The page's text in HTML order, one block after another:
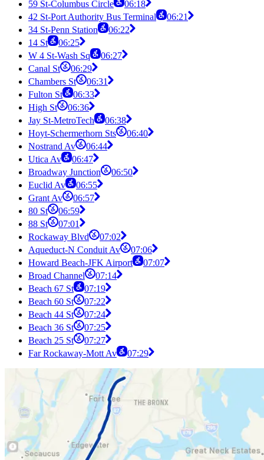
59 St-Columbus Circle
06:18
42 St-Port Authority Bus Terminal
06:21
34 St-Penn Station
06:22
14 St
06:25
W 4 St-Wash Sq
06:27
Canal St
06:29
Chambers St
06:31
Fulton St
06:33
High St
06:36
Jay St-MetroTech
06:38
Hoyt-Schermerhorn Sts
06:40
Nostrand Av
06:44
Utica Av
06:47
Broadway Junction
06:50
Euclid Av
06:55
Grant Av
06:57
80 St
06:59
88 St
07:01
Rockaway Blvd
07:02
Aqueduct-N Conduit Av
07:06
Howard Beach-JFK Airport
07:07
Broad Channel
07:14
Beach 67 St
07:19
Beach 60 St
07:22
Beach 44 St
07:24
Beach 36 St
07:25
Beach 25 St
07:27
Far Rockaway-Mott Av
07:29